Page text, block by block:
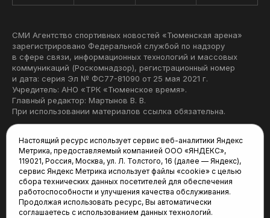
СМИ Агентство спортивных новостей «Тюменская арена»
зарегистрировано Федеральной службой по надзору
в сфере связи, информационных технологий и массовых
коммуникаций (Роскомнадзор), регистрационный номер
и дата: серия Эл № ФС77-81090 от 25 мая 2021 г.
Учредитель: АНО «ТРК «Тюменское время».
Главный редактор: Мартынов В. В.
При использовании материалов ссылка обязательна.
Редакция:
625035, Тюмень, пр. Геологоразведчиков, 28А
(3452) 68-22-28
tum-arena@mail.ru
Настоящий ресурс использует сервис веб-аналитики Яндекс
Метрика, предоставляемый компанией ООО «ЯНДЕКС»,
119021, Россия, Москва, ул. Л. Толстого, 16 (далее — Яндекс),
сервис Яндекс Метрика использует файлы «cookie» с целью
сбора технических данных посетителей для обеспечения
работоспособности и улучшения качества обслуживания.
Продолжая использовать ресурс, Вы автоматически
соглашаетесь с использованием данных технологий.